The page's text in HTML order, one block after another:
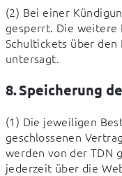
(2) Bei einer
gesperrt. Die weitere
Schultickets über
untersagt.
8. Speicherung
(1) Die jeweiligen
geschlossenen
werden von der TDN
jederzeit über die